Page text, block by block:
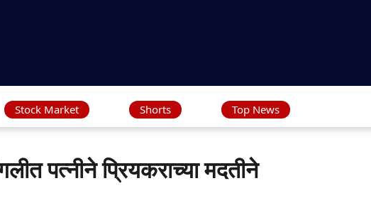
Stock Market Shorts Top News
पत्नीने प्रियकराच्या मदतीने